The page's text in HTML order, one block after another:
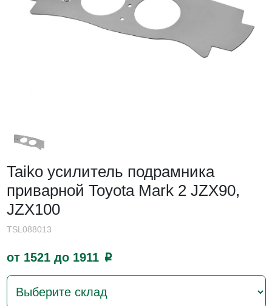
Taiko усилитель подрамника
приварной Toyota Mark 2 JZX90,
JZX100
TSL088013
от 1521 до 1911 p